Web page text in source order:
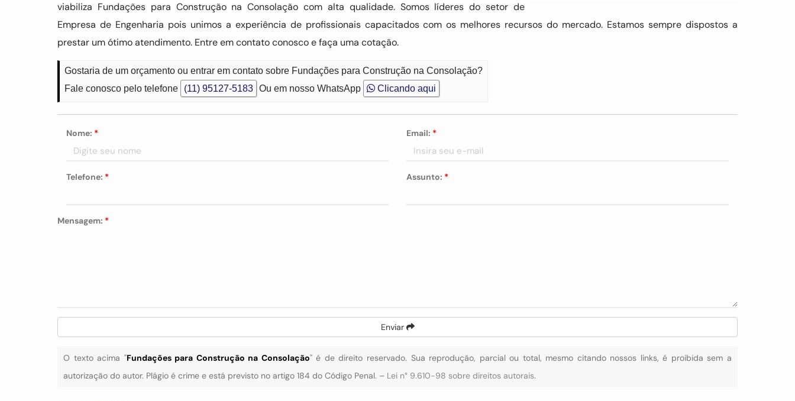
viabiliza Fundações para Construção na Consolação com alta qualidade. Somos líderes do setor de
Empresa de Engenharia pois unimos a experiência de profissionais capacitados com os melhores recursos do mercado. Estamos sempre dispostos a
prestar um ótimo atendimento. Entre em contato conosco e faça uma cotação.
Gostaria de um orçamento ou entrar em contato sobre Fundações para Construção na Consolação?
Fale conosco pelo telefone
(11) 95127-5183 Ou em nosso WhatsApp Clicando aqui
Nome: * Email: *
Telefone: * Assunto: *
Mensagem: *
Enviar
O texto acima "Fundações para Construção na Consolação" é de direito reservado. Sua reprodução, parcial ou total, mesmo citando nossos links, é proibida sem a
autorização do autor. Plágio é crime e está previsto no artigo 184 do Código Penal. – Lei n° 9.610-98 sobre direitos autorais.